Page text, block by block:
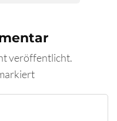
veröffentlicht.